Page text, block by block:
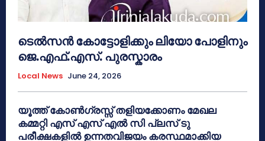
ടെൽസൻ കോട്ടോളിക്കും ലിയോ പോളിനും
ജെ.എഫ്.എസ്. പുരസ്കാരം
Local News June 24, 2026
യൂത്ത് കോൺഗ്രസ്സ് തളിയക്കോണം മേഖല
കമ്മറ്റി എസ് എസ് എൽ സി പ്ലസ് ടു
പരീക്ഷകളിൽ ഉന്നതവിജയം കരസ്ഥമാക്കിയ